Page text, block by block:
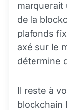
marquerait
de la
plafonds
axé sur le
détermine
Il reste à
blockchain